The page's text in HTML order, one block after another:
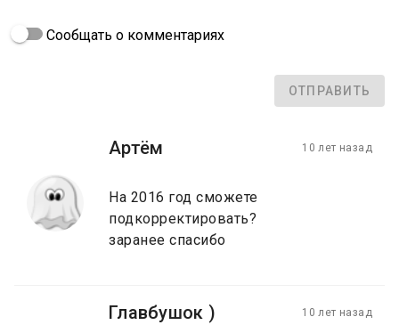
Сообщать о комментариях
ОТПРАВИТЬ
Артём 10 лет назад
На 2016 год сможете
подкорректировать?
заранее спасибо
Главбушок ) 10 лет назад